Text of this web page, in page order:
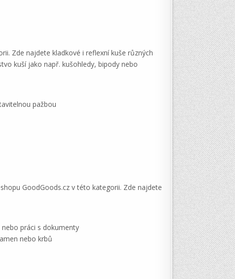
Zde najdete kladkové i reflexní kuše různých
kuší jako např. kušohledy, bipody nebo
pažbou
GoodGoods.cz v této kategorii. Zde najdete
práci s dokumenty
nebo krbů